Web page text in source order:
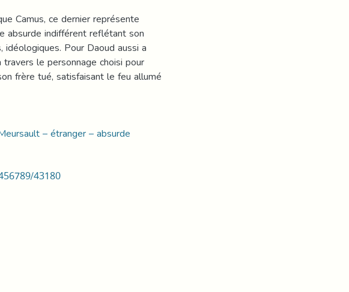
Camus, ce dernier représente
absurde indifférent reflétant son
Pour Daoud aussi a
le personnage choisi pour
frère tué, satisfaisant le feu allumé
– étranger – absurde
43180